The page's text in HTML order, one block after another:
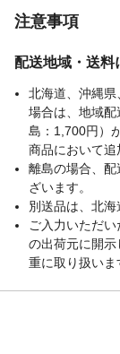
注意事項
配送地域・送料
北海道、沖縄
場合は、地域
島：1,700円）
商品において追
離島の場合、
ざいます。
別送品は、北海
ご入力いただ
の出荷元に開
重に取り扱いま